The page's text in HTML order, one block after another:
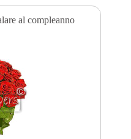
al compleanno